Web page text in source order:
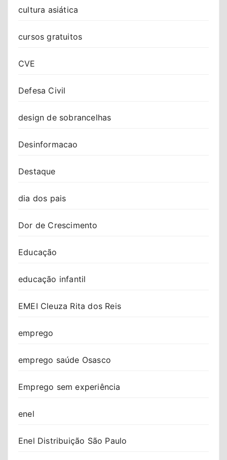
cultura asiática
cursos gratuitos
CVE
Defesa Civil
design de sobrancelhas
Desinformacao
Destaque
dia dos pais
Dor de Crescimento
Educação
educação infantil
EMEI Cleuza Rita dos Reis
emprego
emprego saúde Osasco
Emprego sem experiência
enel
Enel Distribuição São Paulo